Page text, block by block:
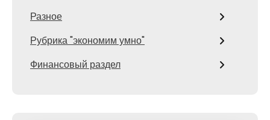
Разное
Рубрика "экономим умно"
Финансовый раздел